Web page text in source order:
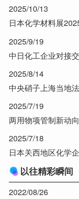
2025/10/13
日本化学材料展
2025/9/19
中日化工企业对接
2025/8/14
中央硝子上海当地
2025/7/19
两用物项管制新动
2025/7/18
日本关西地区化学
以往精彩瞬间
2022/08/26